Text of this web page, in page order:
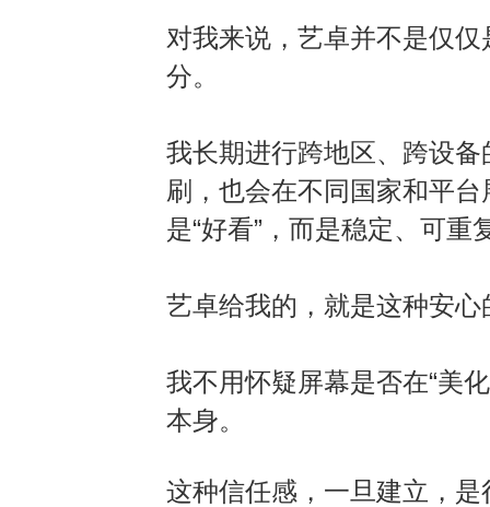
对我来说，艺卓并不是仅仅
分。
我长期进行跨地区、 跨设备
刷，也会在不同国家和平台
是“好看” ，而是稳定、 可重
艺卓给我的，就是这种安心
我不用怀疑屏幕是否在“美化
本身。
这种信任感，一旦建立，是